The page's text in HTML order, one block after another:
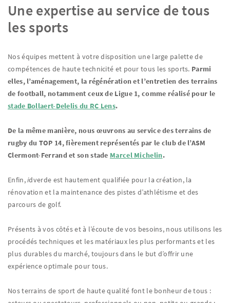
Une expertise au service de tous
les sports
Nos équipes mettent à votre disposition une large palette de
compétences de haute technicité et pour tous les sports. Parmi
elles, l’aménagement, la régénération et l’entretien des terrains
de football, notamment ceux de Ligue 1, comme réalisé pour le
stade Bollaert-Delelis du RC Lens.
De la même manière, nous œuvrons au service des terrains de
rugby du TOP 14, fièrement représentés par le club de l’ASM
Clermont-Ferrand et son stade Marcel Michelin.
Enfin,idverde est hautement qualifiée pour la création, la
rénovation et la maintenance des pistes d’athlétisme et des
parcours de golf.
Présents à vos côtés et à l’écoute de vos besoins, nous utilisons les
procédés techniques et les matériaux les plus performants et les
plus durables du marché, toujours dans le but d’offrir une
expérience optimale pour tous.
Nos terrains de sport de haute qualité font le bonheur de tous :